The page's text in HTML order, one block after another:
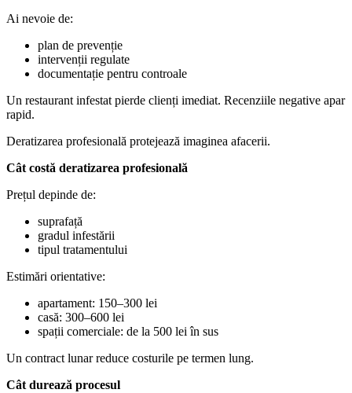
Ai nevoie de:
plan de prevenție
intervenții regulate
documentație pentru controale
Un restaurant infestat pierde clienți imediat. Recenziile negative apar
rapid.
Deratizarea profesională protejează imaginea afacerii.
Cât costă deratizarea profesională
Prețul depinde de:
suprafață
gradul infestării
tipul tratamentului
Estimări orientative:
apartament: 150–300 lei
casă: 300–600 lei
spații comerciale: de la 500 lei în sus
Un contract lunar reduce costurile pe termen lung.
Cât durează procesul